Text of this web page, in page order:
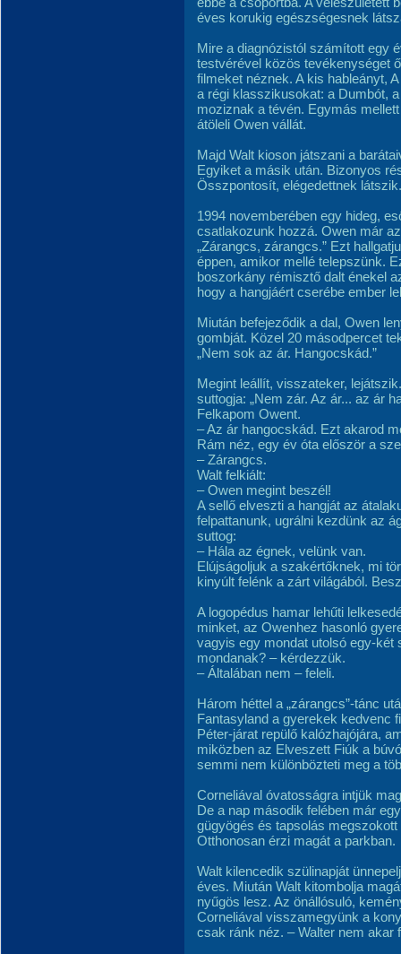
éves korukig egészségesnek
Mire a diagnózistól számított egy
testvérével közös tevékenységet
filmeket néznek. A kis hableányt,
a régi klasszikusokat: a Dumbót,
moziznak a tévén. Egymás
átöleli Owen vállát.
Majd Walt kioson játszani a
Egyiket a másik után. Bizonyos
Összpontosít, elégedettnek látszik.
1994 novemberében egy hideg,
csatlakozunk hozzá. Owen már
„Zárangcs, zárangcs.” Ezt
éppen, amikor mellé telepszünk.
boszorkány rémisztő dalt énekel
hogy a hangjáért cserébe ember
Miután befejeződik a dal, Owen
gombját. Közel 20 másodpercet
„Nem sok az ár. Hangocskád.”
Megint leállít, visszateker,
suttogja: „Nem zár. Az ár... az ár
Felkapom Owent.
– Az ár hangocskád. Ezt akarod
Rám néz, egy év óta először a
– Zárangcs.
Walt felkiált:
– Owen megint beszél!
A sellő elveszti a hangját az
felpattanunk, ugrálni kezdünk az
suttog:
– Hála az égnek, velünk van.
Elújságoljuk a szakértőknek, mi
kinyúlt felénk a zárt világából.
A logopédus hamar lehűti
minket, az Owenhez hasonló
vagyis egy mondat utolsó egy-
mondanak? – kérdezzük.
– Általában nem – feleli.
Három héttel a „zárangcs”-tánc
Fantasyland a gyerekek kedvenc
Péter-járat repülő kalózhajójára,
miközben az Elveszett Fiúk a
semmi nem különbözteti meg a
Corneliával óvatosságra intjük
De a nap második felében már
gügyögés és tapsolás
Otthonosan érzi magát a parkban.
Walt kilencedik szülinapját
éves. Miután Walt kitombolja
nyűgös lesz. Az önállósuló,
Corneliával visszamegyünk a
csak ránk néz. – Walter nem akar